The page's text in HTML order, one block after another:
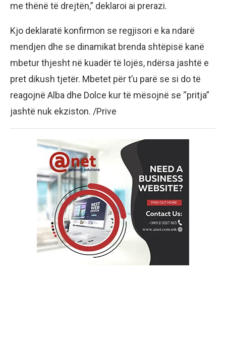
me thënë të drejtën,” deklaroi ai prerazi.
Kjo deklaratë konfirmon se regjisori e ka ndarë
mendjen dhe se dinamikat brenda shtëpisë kanë
mbetur thjesht në kuadër të lojës, ndërsa jashtë e
pret dikush tjetër. Mbetet për t’u parë se si do të
reagojnë Alba dhe Dolce kur të mësojnë se “pritja”
jashtë nuk ekziston. /Prive